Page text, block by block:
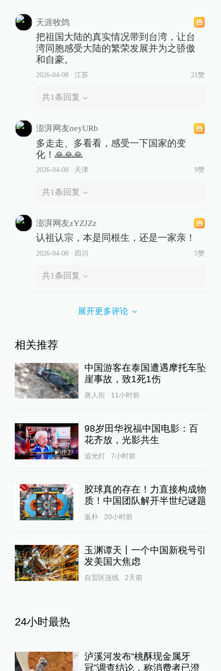
天涯牧鸽
把祖国大陆的真实情况带到台湾，让台
湾同胞感受大陆的繁荣发展并为之骄傲
和自豪。
2026-04-08∙ 江苏 21赞
共1条回复
澎湃网友neyURb
多走走、多看看，感受一下国家的变
化！🙏🙏🙏
2026-04-08∙ 天津 9赞
共1条回复
澎湃网友zYZJZz
认祖认宗，本是同根生，还是一家亲！
2026-04-08∙ 四川 5赞
共1 条回复
展开更多评论
相关推荐
中国游客在泰国遭遇摩托车坠
崖事故，致1死1伤
唐人街 11小时前
01:27
98岁田华祝福中国电影：百
花齐放，光影共生
追光灯 7小时前
胶球真的存在！力直接构成物
质！中国团队解开半世纪谜题
返朴 20小时前
玉渊谭天丨一个中国新税号引
发美国大焦虑
自贸区连线 2天前
24小时最热
泸溪河发布“桃酥现金属牙
冠”调查结论，称消费者已澄